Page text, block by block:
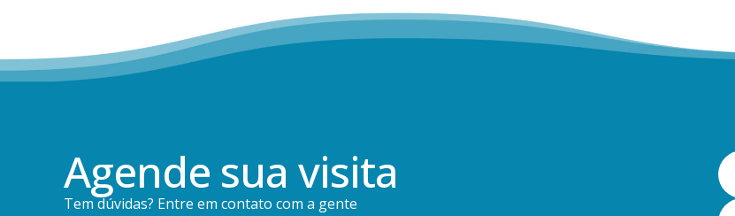
Agende sua visita
Tem dúvidas? Entre em contato com a gente